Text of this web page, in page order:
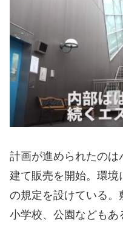
計画が進められたの
建て販売を開始。環境
の規定を設けている。
小学校、公園などもあ